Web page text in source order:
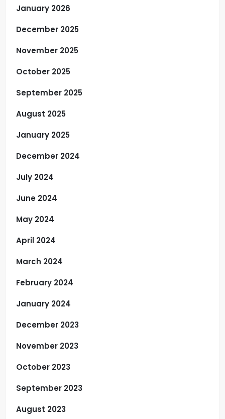
January 2026
December 2025
November 2025
October 2025
September 2025
August 2025
January 2025
December 2024
July 2024
June 2024
May 2024
April 2024
March 2024
February 2024
January 2024
December 2023
November 2023
October 2023
September 2023
August 2023